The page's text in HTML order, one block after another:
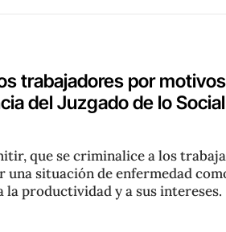
trabajadores por
del Juzgado de lo
que se criminalice a los
una situación de enfermedad
la productividad y a sus intereses.